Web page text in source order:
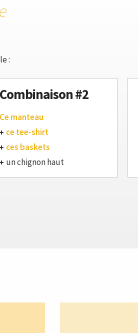
:
Combinaison #2
Ce manteau
ce tee-shirt
ces baskets
un chignon haut